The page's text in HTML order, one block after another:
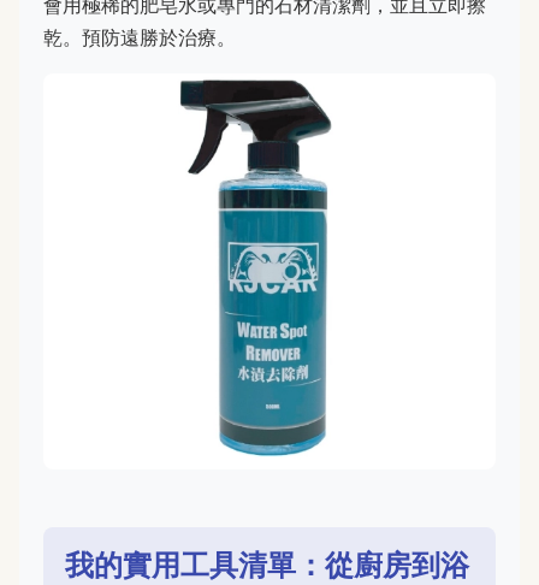
乾。預防遠勝於治療。
我的實用工具清單：從廚房到浴